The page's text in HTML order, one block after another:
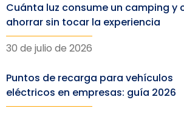
Cuánta luz consume un camping y
ahorrar sin tocar la experiencia
30 de julio de 2026
Puntos de recarga para vehículos
eléctricos en empresas: guía 2026